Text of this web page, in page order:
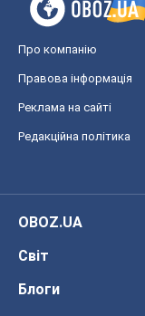
Про компанію
Правова інформація
Реклама на сайті
Редакційна політика
OBOZ.UA
Світ
Блоги